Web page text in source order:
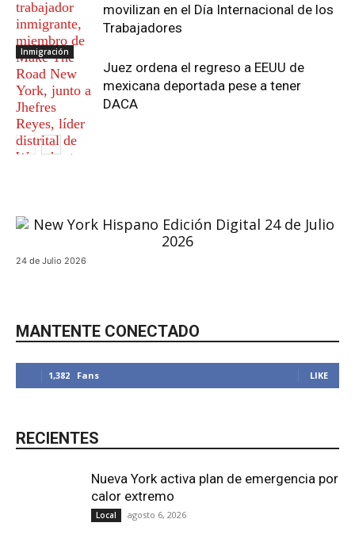
Local
movilizan en el Día Internacional de los
Trabajadores
Inmigración
Juez ordena el regreso a EEUU de
mexicana deportada pese a tener
DACA
24 de Julio 2026
MANTENTE CONECTADO
1,382 Fans LIKE
RECIENTES
Nueva York activa plan de emergencia por
calor extremo
Local agosto 6, 2026